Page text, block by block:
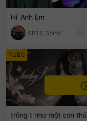
Hi' Anh Em
SBTC ShinV
PUBG
trông t như một con thú